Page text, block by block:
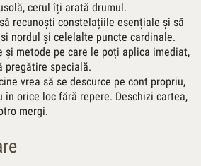
cerul îți arată drumul.
recunoști constelațiile esențiale și să
nordul și celelalte puncte cardinale.
și metode pe care le poți aplica imediat,
pregătire specială.
vrea să se descurce pe cont propriu,
în orice loc fără repere. Deschizi cartea,
mergi.